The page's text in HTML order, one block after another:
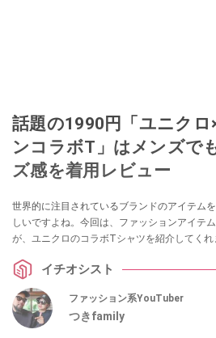
話題の1990円「ユニク
ンコラボT」はメンズで
ズ感を着用レビュー
世界的に注目されているブランドのアイテム
しいですよね。今回は、ファッションアイテ
が、ユニクロのコラボTシャツを紹介してくれ
イチオシスト
ファッション系YouTuber
つきfamily